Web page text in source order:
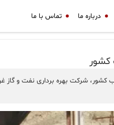
درباره ما تماس با ما
كشور
کشور، شرکت بهره برداری نفت و